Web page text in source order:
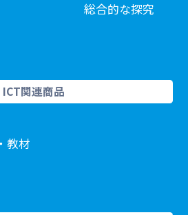
総合的な探究
ICT関連商品
教材